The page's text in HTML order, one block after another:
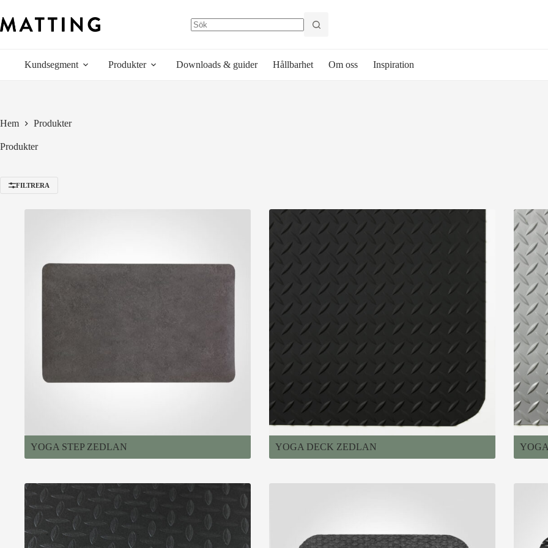
till
innehåll
Kundsegment Produkter Downloads & guider Hållbarhet Om oss Inspiration
Hem Produkter
Produkter
FILTRERA
YOGA STEP ZEDLAN YOGA DECK ZEDLAN